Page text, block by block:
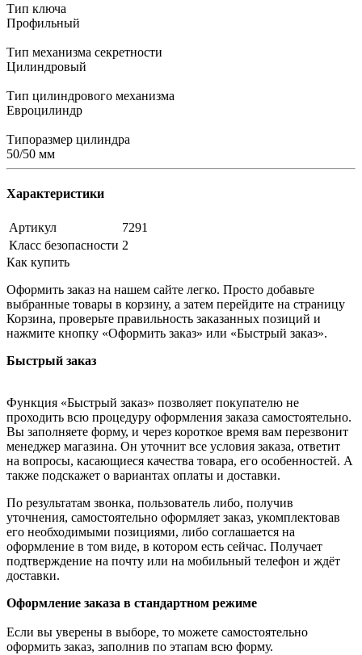
Тип ключа
Профильный
Тип механизма секретности
Цилиндровый
Тип цилиндрового механизма
Евроцилиндр
Типоразмер цилиндра
50/50 мм
Характеристики
Артикул
7291
Класс безопасности 2
Как купить
Оформить заказ на нашем сайте легко. Просто добавьте
выбранные товары в корзину, а затем перейдите на страницу
Корзина, проверьте правильность заказанных позиций и
нажмите кнопку «Оформить заказ» или «Быстрый заказ».
Быстрый заказ
Функция «Быстрый заказ» позволяет покупателю не
проходить всю процедуру оформления заказа самостоятельно.
Вы заполняете форму, и через короткое время вам перезвонит
менеджер магазина. Он уточнит все условия заказа, ответит
на вопросы, касающиеся качества товара, его особенностей. А
также подскажет о вариантах оплаты и доставки.
По результатам звонка, пользователь либо, получив
уточнения, самостоятельно оформляет заказ, укомплектовав
его необходимыми позициями, либо соглашается на
оформление в том виде, в котором есть сейчас. Получает
подтверждение на почту или на мобильный телефон и ждёт
доставки.
Оформление заказа в стандартном режиме
Если вы уверены в выборе, то можете самостоятельно
оформить заказ, заполнив по этапам всю форму.